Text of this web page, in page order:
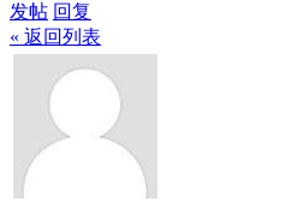
发帖 回复
« 返回列表